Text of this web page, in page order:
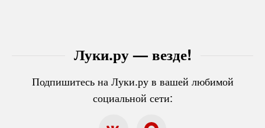
Луки.ру — везде!
Подпишитесь на Луки.ру в вашей любимой
социальной сети: